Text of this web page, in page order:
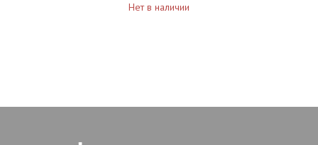
Нет в наличии